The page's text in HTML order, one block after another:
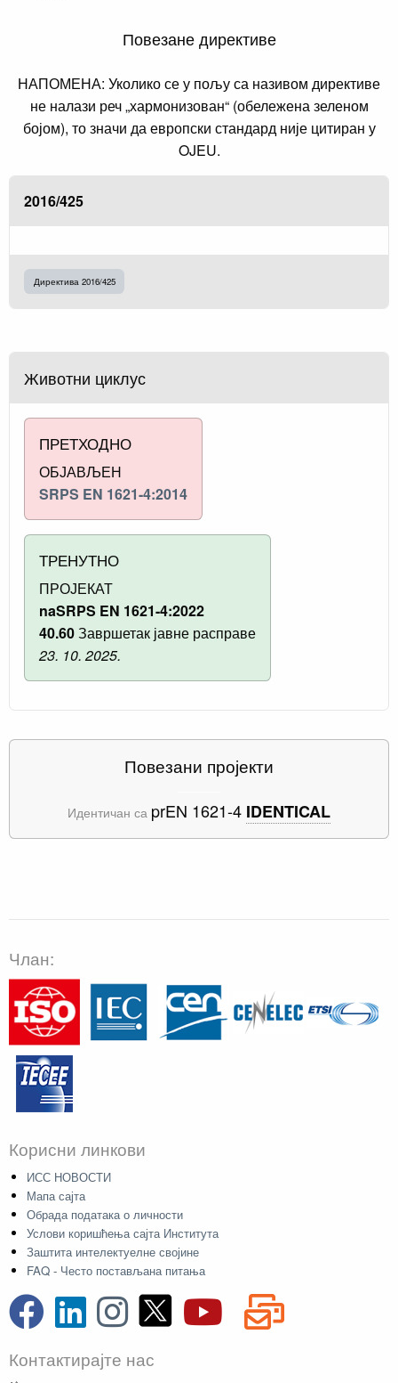
Повезане директиве
НАПОМЕНА: Уколико се у пољу са називом директиве
не налази реч „хармонизован“ (обележена зеленом
бојом), то значи да европски стандард није цитиран у
OJEU.
2016/425
Директива 2016/425
Животни циклус
ПРЕТХОДНО
ОБЈАВЉЕН
SRPS EN 1621-4:2014
ТРЕНУТНО
ПРОЈЕКАТ
naSRPS EN 1621-4:2022
40.60Завршетак јавне расправе
23. 10. 2025.
Повезани пројекти
Идентичан са prEN 1621-4 IDENTICAL
Члан:
Корисни линкови
ИСС НОВОСТИ
Мапа сајта
Обрада података о личности
Услови коришћења сајта Института
Заштита интелектуелне својине
FAQ - Често постављана питања
Контактирајте нас